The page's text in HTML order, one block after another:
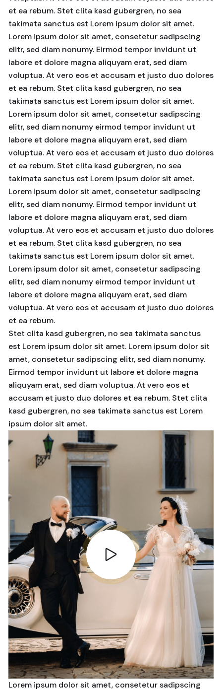
et ea rebum. Stet clita kasd gubergren, no sea
takimata sanctus est Lorem ipsum dolor sit amet.
Lorem ipsum dolor sit amet, consetetur sadipscing
elitr, sed diam nonumy. Eirmod tempor invidunt ut
labore et dolore magna aliquyam erat, sed diam
voluptua. At vero eos et accusam et justo duo dolores
et ea rebum. Stet clita kasd gubergren, no sea
takimata sanctus est Lorem ipsum dolor sit amet.
Lorem ipsum dolor sit amet, consetetur sadipscing
elitr, sed diam nonumy eirmod tempor invidunt ut
labore et dolore magna aliquyam erat, sed diam
voluptua. At vero eos et accusam et justo duo dolores
et ea rebum. Stet clita kasd gubergren, no sea
takimata sanctus est Lorem ipsum dolor sit amet.
Lorem ipsum dolor sit amet, consetetur sadipscing
elitr, sed diam nonumy. Eirmod tempor invidunt ut
labore et dolore magna aliquyam erat, sed diam
voluptua. At vero eos et accusam et justo duo dolores
et ea rebum. Stet clita kasd gubergren, no sea
takimata sanctus est Lorem ipsum dolor sit amet.
Lorem ipsum dolor sit amet, consetetur sadipscing
elitr, sed diam nonumy eirmod tempor invidunt ut
labore et dolore magna aliquyam erat, sed diam
voluptua. At vero eos et accusam et justo duo dolores
et ea rebum.
Stet clita kasd gubergren, no sea takimata sanctus
est Lorem ipsum dolor sit amet. Lorem ipsum dolor sit
amet, consetetur sadipscing elitr, sed diam nonumy.
Eirmod tempor invidunt ut labore et dolore magna
aliquyam erat, sed diam voluptua. At vero eos et
accusam et justo duo dolores et ea rebum. Stet clita
kasd gubergren, no sea takimata sanctus est Lorem
ipsum dolor sit amet.
Lorem ipsum dolor sit amet, consetetur sadipscing